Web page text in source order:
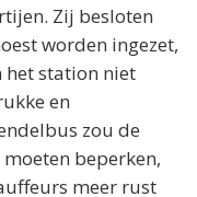
Zij besloten
worden ingezet,
het station niet
en
zou de
beperken,
meer rust